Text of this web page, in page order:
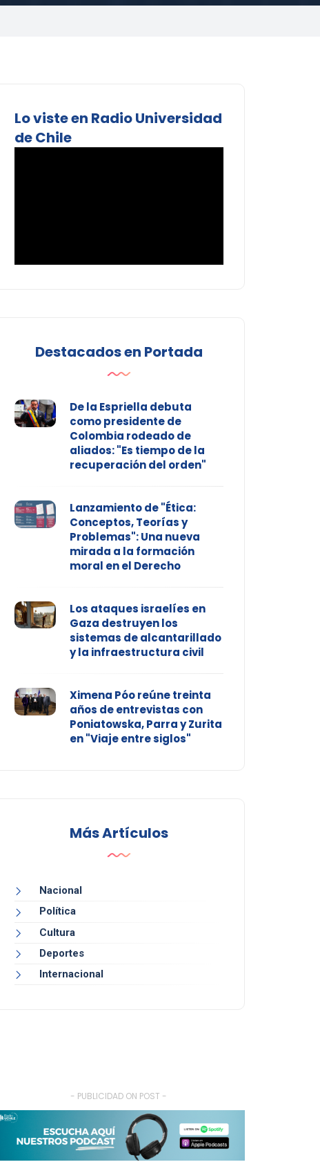
Lo viste en Radio Universidad
de Chile
Destacados en Portada
De la Espriella debuta
como presidente de
Colombia rodeado de
aliados: "Es tiempo de la
recuperación del orden"
Lanzamiento de "Ética:
Conceptos, Teorías y
Problemas": Una nueva
mirada a la formación
moral en el Derecho
Los ataques israelíes en
Gaza destruyen los
sistemas de alcantarillado
y la infraestructura civil
Ximena Póo reúne treinta
años de entrevistas con
Poniatowska, Parra y Zurita
en "Viaje entre siglos"
Más Artículos
Nacional
Política
Cultura
Deportes
Internacional
- PUBLICIDAD ON POST -